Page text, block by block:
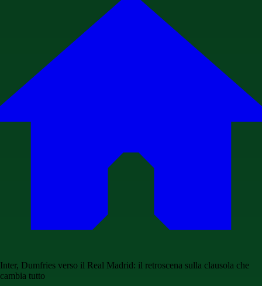
Inter, Dumfries verso il Real Madrid: il retroscena sulla clausola che
cambia tutto